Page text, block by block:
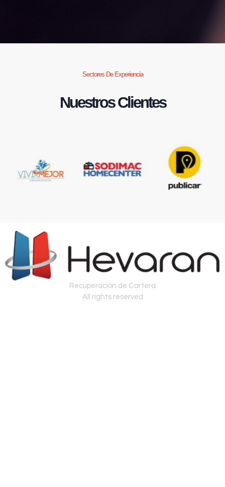
Sectores De Experiencia
Nuestros Clientes
Recuperación de Cartera
All rights reserved